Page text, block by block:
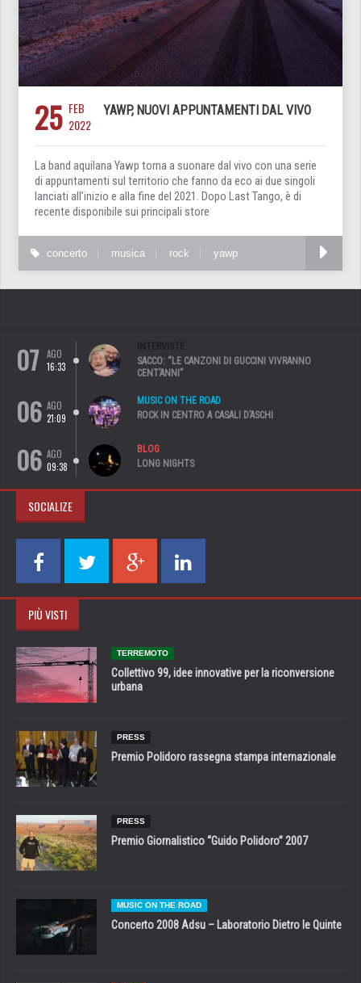
25 FEB
2022
YAWP, NUOVI APPUNTAMENTI DAL VIVO
La band aquilana Yawp torna a suonare dal vivo con una serie
di appuntamenti sul territorio che fanno da eco ai due singoli
lanciati all’inizio e alla fine del 2021. Dopo Last Tango, è di
recente disponibile sui principali store
concerto musica rock yawp
07
AGO
16:33
INTERVISTE
SACCO: “LE CANZONI DI GUCCINI VIVRANNO
CENT’ANNI”
06 AGO
21:09
MUSIC ON THE ROAD
ROCK IN CENTRO A CASALI D’ASCHI
06 AGO
09:38
BLOG
LONG NIGHTS
SOCIALIZE
PIÙ VISTI
TERREMOTO
Collettivo 99, idee innovative per la riconversione
urbana
PRESS
Premio Polidoro rassegna stampa internazionale
PRESS
Premio Giornalistico “Guido Polidoro” 2007
MUSIC ON THE ROAD
Concerto 2008 Adsu – Laboratorio Dietro le Quinte